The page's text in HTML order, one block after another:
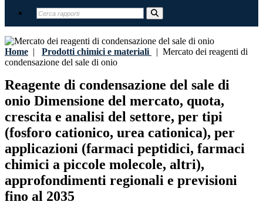
Home | Prodotti chimici e materiali | Mercato dei reagenti di
condensazione del sale di onio
Reagente di condensazione del sale di
onio Dimensione del mercato, quota,
crescita e analisi del settore, per tipi
(fosforo cationico, urea cationica), per
applicazioni (farmaci peptidici, farmaci
chimici a piccole molecole, altri),
approfondimenti regionali e previsioni
fino al 2035